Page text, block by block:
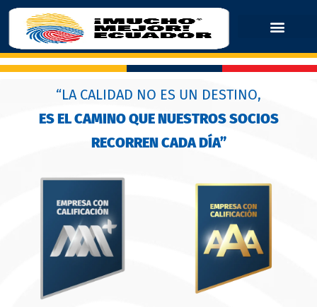
“LA CALIDAD NO ES UN DESTINO,
ES EL CAMINO QUE NUESTROS SOCIOS
RECORREN CADA DÍA”